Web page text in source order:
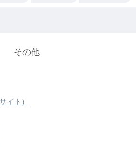
その他
イト）